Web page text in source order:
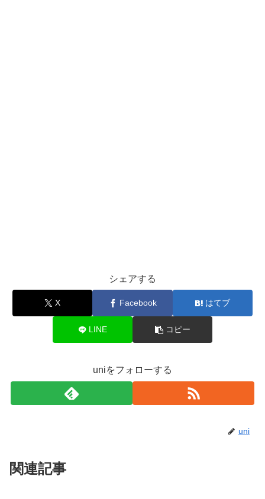
シェアする
X Facebook はてブ
LINE コピー
uniをフォローする
uni
関連記事